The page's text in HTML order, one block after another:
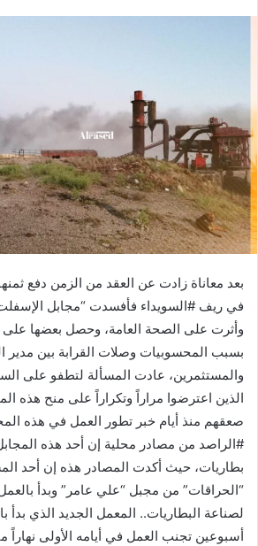
بعد معاناة زادت عن العقد من الزمن دفع
في ريف #السويداء فأفسدت “مجابل
وأثرت على الصحة العامة، وحصل بعضها على
بسبب المحسوبيات وصلات القرابة بين مدير
والمستثمرين، عادت المسألة لتطفو على
الذين اعترضوا مراراً وتكراراً على منح هذه
صعقهم منذ أيام خبر تطور العمل في هذه
#الراصد من مصادر محلية إن أحد هذه
بطاريات، حيث أكدت المصادر هذه إن أحد
“الحراقات” من مجبل “علي عامر” وبدأ
لصناعة البطاريات.. المعمل الجديد الذي بدأ
أسبوعين تجنب العمل في أيامه الأولى نهاراً